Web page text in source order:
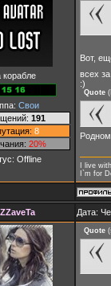
корабле
Свои
191
8
20%
Offline
Вот,
всех
:)
Quote (
I live
I`m for
Дата:
Quote (